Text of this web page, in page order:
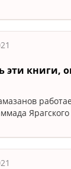
эти книги,
Ярагского